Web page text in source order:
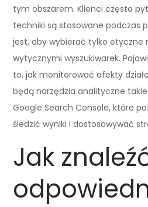
tym obszarem. Klienci często
techniki są stosowane podczas
jest, aby wybierać tylko etyczne
wytycznymi wyszukiwarek.
to, jak monitorować efekty
będą narzędzia analityczne
Google Search Console, które
śledzić wyniki i dostosowywać
Jak